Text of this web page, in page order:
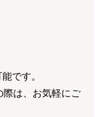
です。
際は、お気軽にご